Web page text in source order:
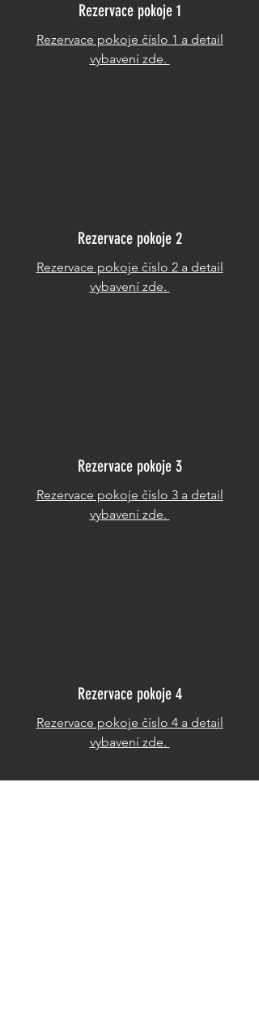
Rezervace pokoje 1
Rezervace pokoje číslo 1 a detail
vybavení zde.
Rezervace pokoje 2
Rezervace pokoje číslo 2 a detail
vybavení zde.
Rezervace pokoje 3
Rezervace pokoje číslo 3 a detail
vybavení zde.
Rezervace pokoje 4
Rezervace pokoje číslo 4 a detail
vybavení zde.